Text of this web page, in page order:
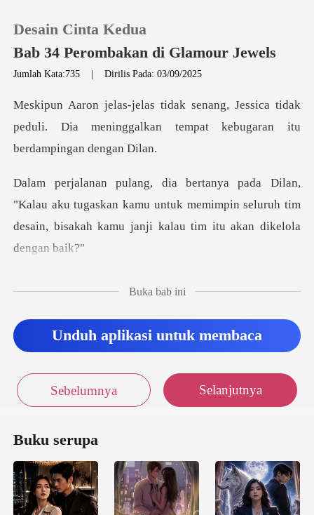
0
Pengisian Ulang
Riwayat Membaca
Keluar
Desain Cinta Kedua
Bab 34 Perombakan di Glamour Jewels
Jumlah Kata:735 |Dirilis Pada: 03/09/2025
essica tidak
peduli. Dia meninggalkan temp
aku tugaskan kamu untuk memimpin seluruh tim
desain, bi
Buka bab ini
Unduh aplikasi untuk membaca
Sebelumnya Selanjutnya
Buku serupa